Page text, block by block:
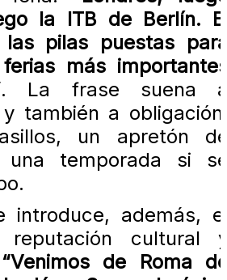
la ITB de Berlín.
las pilas puestas
más
. La frase suena
también a
un apretón
una temporada si
introduce, además,
reputación cultural
“Venimos de Roma